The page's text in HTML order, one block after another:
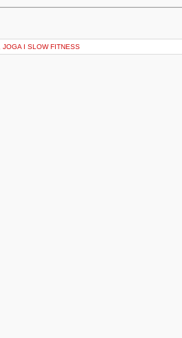
JOGA I SLOW FITNESS